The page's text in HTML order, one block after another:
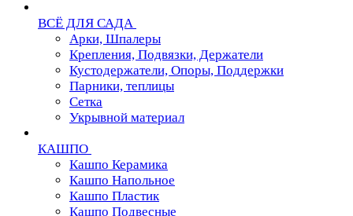
ВСЁ ДЛЯ САДА
Арки, Шпалеры
Крепления, Подвязки, Держатели
Кустодержатели, Опоры, Поддержки
Парники, теплицы
Сетка
Укрывной материал
КАШПО
Кашпо Керамика
Кашпо Напольное
Кашпо Пластик
Кашпо Подвесные